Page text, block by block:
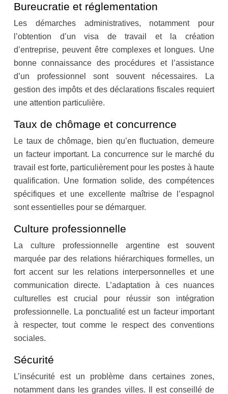
Bureucratie et réglementation
Les démarches administratives, notamment pour
l’obtention d’un visa de travail et la création
d’entreprise, peuvent être complexes et longues. Une
bonne connaissance des procédures et l’assistance
d’un professionnel sont souvent nécessaires. La
gestion des impôts et des déclarations fiscales requiert
une attention particulière.
Taux de chômage et concurrence
Le taux de chômage, bien qu’en fluctuation, demeure
un facteur important. La concurrence sur le marché du
travail est forte, particulièrement pour les postes à haute
qualification. Une formation solide, des compétences
spécifiques et une excellente maîtrise de l’espagnol
sont essentielles pour se démarquer.
Culture professionnelle
La culture professionnelle argentine est souvent
marquée par des relations hiérarchiques formelles, un
fort accent sur les relations interpersonnelles et une
communication directe. L’adaptation à ces nuances
culturelles est crucial pour réussir son intégration
professionnelle. La ponctualité est un facteur important
à respecter, tout comme le respect des conventions
sociales.
Sécurité
L’insécurité est un problème dans certaines zones,
notamment dans les grandes villes. Il est conseillé de